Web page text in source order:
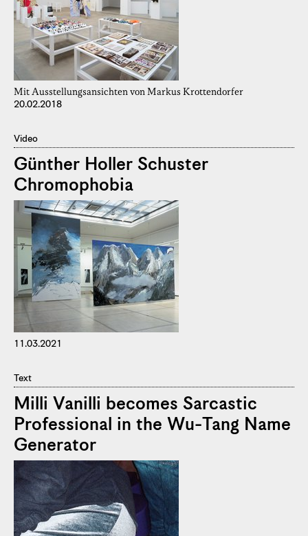
Mit Ausstellungsansichten von Markus Krottendorfer
20.02.2018
Video
Günther Holler Schuster
Chromophobia
11.03.2021
Text
Milli Vanilli becomes Sarcastic
Professional in the Wu-Tang Name
Generator